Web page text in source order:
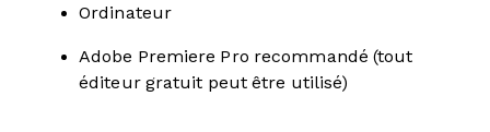
Ordinateur
Adobe Premiere Pro recommandé (tout
éditeur gratuit peut être utilisé)